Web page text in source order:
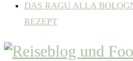
DAS RAGU ALLA
REZEPT